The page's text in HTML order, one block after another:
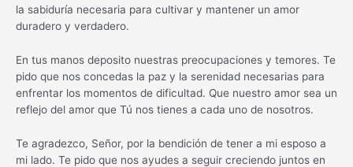
la sabiduría necesaria para cultivar y mantener un amor
duradero y verdadero.
En tus manos deposito nuestras preocupaciones y temores. Te
pido que nos concedas la paz y la serenidad necesarias para
enfrentar los momentos de dificultad. Que nuestro amor sea un
reflejo del amor que Tú nos tienes a cada uno de nosotros.
Te agradezco, Señor, por la bendición de tener a mi esposo a
mi lado. Te pido que nos ayudes a seguir creciendo juntos en